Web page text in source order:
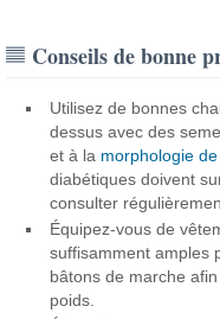
Conseils de bonne
Utilisez de bonnes
dessus avec des
et à la morphologie
diabétiques doivent
consulter
Équipez-vous de
suffisamment amples
bâtons de marche
poids.